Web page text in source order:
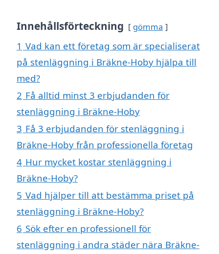
Innehållsförteckning gömma
1 Vad kan ett företag som är specialiserat
på stenläggning i Bräkne-Hoby hjälpa till
med?
2 Få alltid minst 3 erbjudanden för
stenläggning i Bräkne-Hoby
3 Få 3 erbjudanden för stenläggning i
Bräkne-Hoby från professionella företag
4 Hur mycket kostar stenläggning i
Bräkne-Hoby?
5 Vad hjälper till att bestämma priset på
stenläggning i Bräkne-Hoby?
6 Sök efter en professionell för
stenläggning i andra städer nära Bräkne-